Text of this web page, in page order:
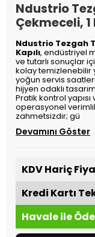
Ndustrio
Çekmeceli, 1
Ndustrio Tezgah
Kapılı, endüstriyel
ve tutarlı sonuçlar
kolay temizlenebilir
yoğun servis
hijyen odaklı
Pratik kontrol
operasyonel
zahmetsizdir; gü
Devamını Göster
KDV Hariç
Kredi Kartı
Havale ile